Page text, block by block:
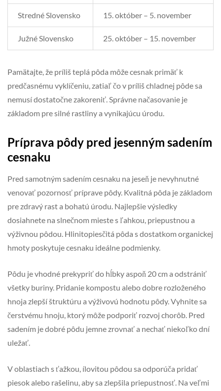
Stredné Slovensko 15. október – 5. november
Južné Slovensko 25. október – 15. november
Pamätajte, že príliš teplá pôda môže cesnak primäť k
predčasnému vyklíčeniu, zatiaľ čo v príliš chladnej pôde sa
nemusí dostatočne zakoreniť. Správne načasovanie je
základom pre silné rastliny a vynikajúcu úrodu.
Príprava pôdy pred jesenným sadením
cesnaku
Pred samotným sadením cesnaku na jeseň je nevyhnutné
venovať pozornosť príprave pôdy. Kvalitná pôda je základom
pre zdravý rast a bohatú úrodu. Najlepšie výsledky
dosiahnete na slnečnom mieste s ľahkou, priepustnou a
výživnou pôdou. Hlinitopiesčitá pôda s dostatkom organickej
hmoty poskytuje cesnaku ideálne podmienky.
Pôdu je vhodné prekypriť do hĺbky aspoň 20 cm a odstrániť
všetky buriny. Pridanie kompostu alebo dobre rozloženého
hnoja zlepší štruktúru a výživovú hodnotu pôdy. Vyhnite sa
čerstvému hnoju, ktorý môže podporiť rozvoj chorôb. Pred
sadením je dobré pôdu jemne zrovnať a nechať niekoľko dní
uležať.
V oblastiach s ťažkou, ílovitou pôdou sa odporúča pridať
piesok alebo rašelinu, aby sa zlepšila priepustnosť. Na veľmi